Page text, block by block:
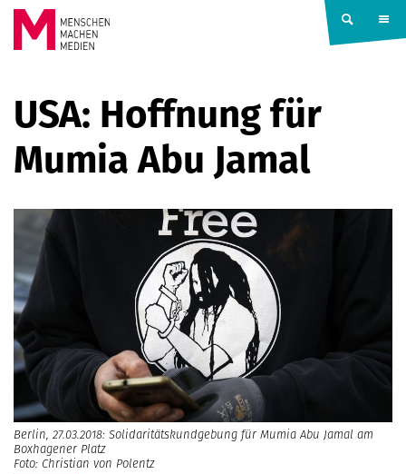
Springe zum Inhalt
MACHEN
MEDIEN
USA: Hoffnung für
Mumia Abu Jamal
Berlin, 27.03.2018: Solidaritätskundgebung für Mumia Abu Jamal am
Boxhagener Platz
Foto: Christian von Polentz